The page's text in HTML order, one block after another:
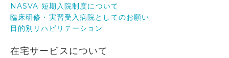
NASVA 短期入院制度について
臨床研修・実習受入病院としてのお願い
目的別リハビリテーション
在宅サービスについて